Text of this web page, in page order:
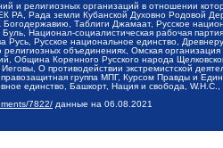
и религиозных организаций в отношении
РА, Рада земли Кубанской Духовно Родовой
Богодержавию, Таблиги Джамаат, Русское
Национал-социалистическая рабочая
Русь, Русское национальное единство,
религиозных объединениях, Омская
Община Коренного Русского народа
О противодействии экстремистской
группа МПГ, Курсом Правды и
единство, Башкорт, Нация и свобода,
7822/ данные на 06.08.2021